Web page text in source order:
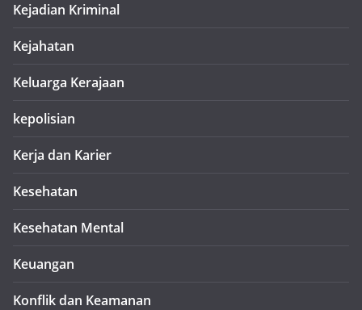
Kejadian Kriminal
Kejahatan
Keluarga Kerajaan
kepolisian
Kerja dan Karier
Kesehatan
Kesehatan Mental
Keuangan
Konflik dan Keamanan